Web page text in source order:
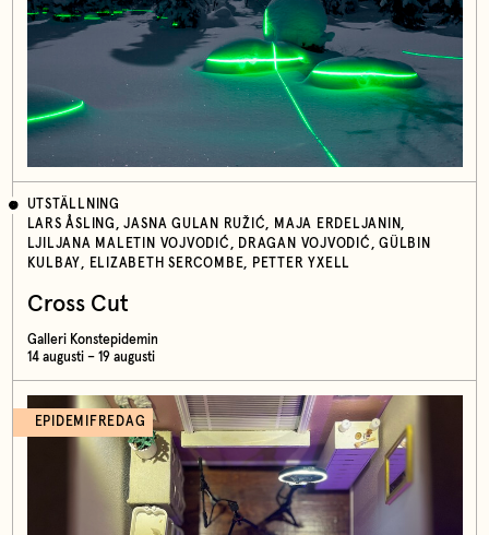
UTSTÄLLNING
LARS ÅSLING, JASNA GULAN RUŽIĆ, MAJA ERDELJANIN,
LJILJANA MALETIN VOJVODIĆ, DRAGAN VOJVODIĆ, GÜLBIN
KULBAY, ELIZABETH SERCOMBE, PETTER YXELL
Cross Cut
Galleri Konstepidemin
14 augusti – 19 augusti
EPIDEMIFREDAG